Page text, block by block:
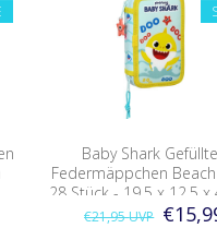
Baby Shark
Federmäppchen
28 Stück - 19,5 x 12,5 x
Polyester
€21,95UVP